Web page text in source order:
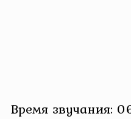
Время звучания: